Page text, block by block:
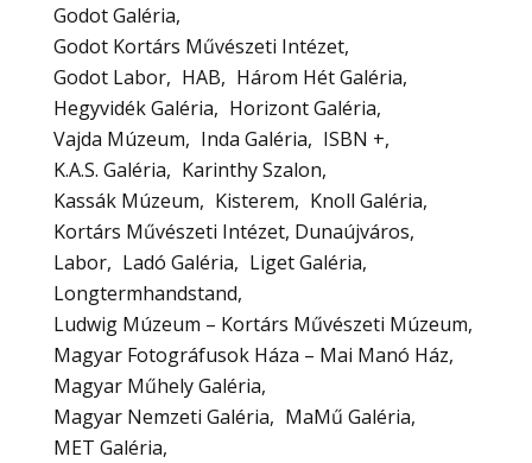
Godot Galéria
Godot Kortárs Művészeti Intézet
Godot Labor
HAB
Három Hét Galéria
Hegyvidék Galéria
Horizont Galéria
Vajda Múzeum
Inda Galéria
ISBN +
K.A.S. Galéria
Karinthy Szalon
Kassák Múzeum
Kisterem
Knoll Galéria
Kortárs Művészeti Intézet, Dunaújváros
Labor
Ladó Galéria
Liget Galéria
Longtermhandstand
Ludwig Múzeum – Kortárs Művészeti Múzeum
Magyar Fotográfusok Háza – Mai Manó Ház
Magyar Műhely Galéria
Magyar Nemzeti Galéria
MaMű Galéria
MET Galéria